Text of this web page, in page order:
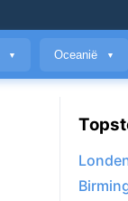
▼ Oceanië ▼